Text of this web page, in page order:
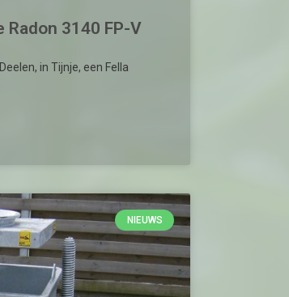
3140 FP-V
in Tijnje, een Fella
NIEUWS